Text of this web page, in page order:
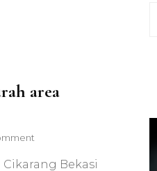
area
produksiBekasi